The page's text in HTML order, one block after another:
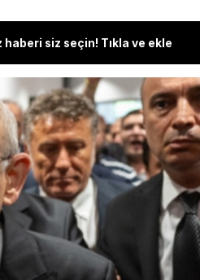
haberi siz seçin! Tıkla ve ekle
kapısı kırılarak girildi ama o
“işin dışındayız” dese
gerekçeleriyle dosyayı
partiyi biraz daha kemiriyor,